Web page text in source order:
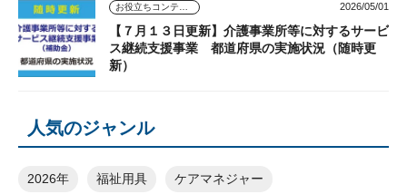
お役立ちコンテンツ 2026/05/01
【７月１３日更新】介護事業所等に対するサービ
ス継続支援事業 都道府県の実施状況（随時更
新）
人気のジャンル
2026年 福祉用具 ケアマネジャー